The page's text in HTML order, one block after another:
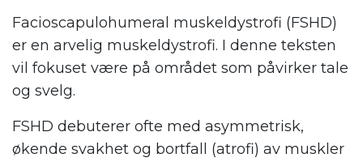
Facioscapulohumeral muskeldystrofi (FSHD)
er en arvelig muskeldystrofi. I denne teksten
vil fokuset være på området som påvirker tale
og svelg.
FSHD debuterer ofte med asymmetrisk,
økende svakhet og bortfall (atrofi) av muskler